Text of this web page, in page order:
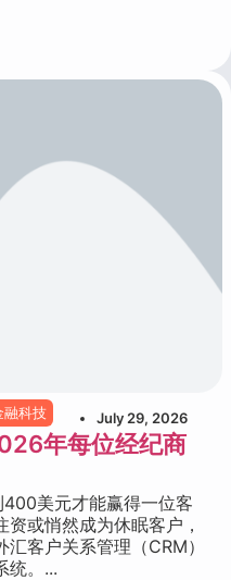
融科技 July 29, 2026
年每位经纪商
美元才能赢得一位客
或悄然成为休眠客户，
客户关系管理（CRM）
统。...